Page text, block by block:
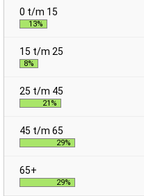
13%
8%
21%
29%
29%